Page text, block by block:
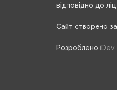
відповідно до
Сайт створено
Розроблено iDev